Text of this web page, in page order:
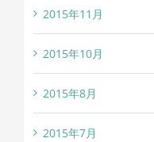
2015年11月
2015年10月
2015年8月
2015年7月